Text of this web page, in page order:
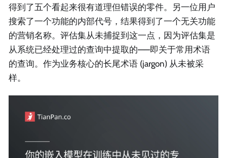
得到了五个看起来很有道理但错误的零件。另一位用户
搜索了一个功能的内部代号，结果得到了一个无关功能
的营销名称。评估集从未捕捉到这一点，因为评估集是
从系统已经处理过的查询中提取的——即关于常用术语
的查询。作为业务核心的长尾术语 (jargon) 从未被采
样。